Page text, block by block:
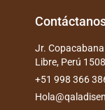
Jr.
Libre, Perú
+51 998 366